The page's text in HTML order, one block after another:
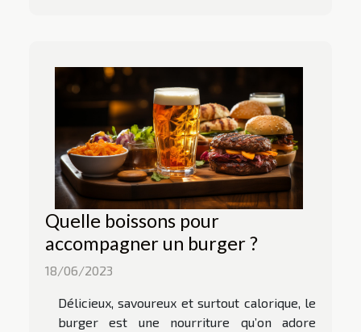
Quelle boissons pour
accompagner un burger ?
18/06/2023
Délicieux, savoureux et surtout calorique, le
burger est une nourriture qu’on adore